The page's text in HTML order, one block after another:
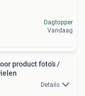
Dagtopper
Vandaag
product foto’s /
Details